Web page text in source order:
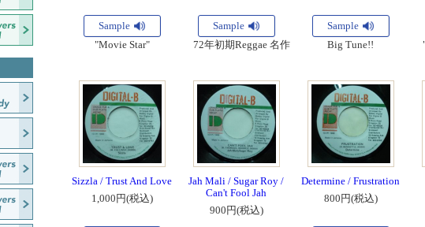
Sample
"Movie Star"
Sample
72年初期Reggae 名作
Sample
Big Tune!!
Sizzla / Trust And Love
1,000円(税込)
Jah Mali / Sugar Roy /
Can't Fool Jah
900円(税込)
Determine / Frustration
800円(税込)